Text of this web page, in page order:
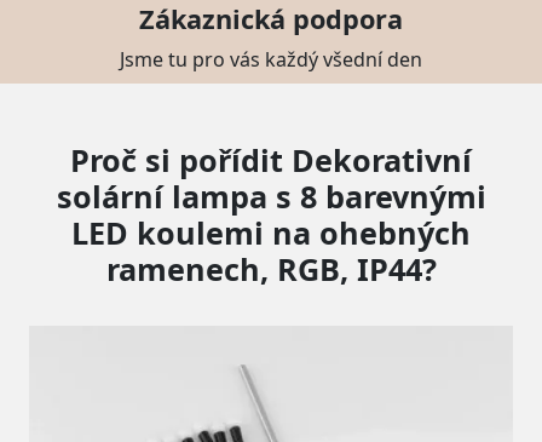
Zákaznická podpora
Jsme tu pro vás každý všední den
Proč si pořídit Dekorativní
solární lampa s 8 barevnými
LED koulemi na ohebných
ramenech, RGB, IP44?